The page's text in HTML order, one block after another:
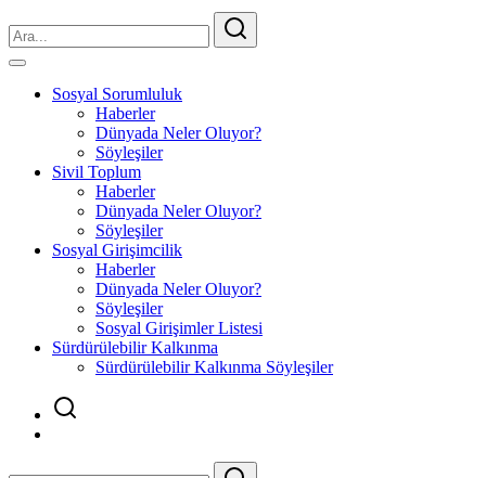
Sosyal Sorumluluk
Haberler
Dünyada Neler Oluyor?
Söyleşiler
Sivil Toplum
Haberler
Dünyada Neler Oluyor?
Söyleşiler
Sosyal Girişimcilik
Haberler
Dünyada Neler Oluyor?
Söyleşiler
Sosyal Girişimler Listesi
Sürdürülebilir Kalkınma
Sürdürülebilir Kalkınma Söyleşiler